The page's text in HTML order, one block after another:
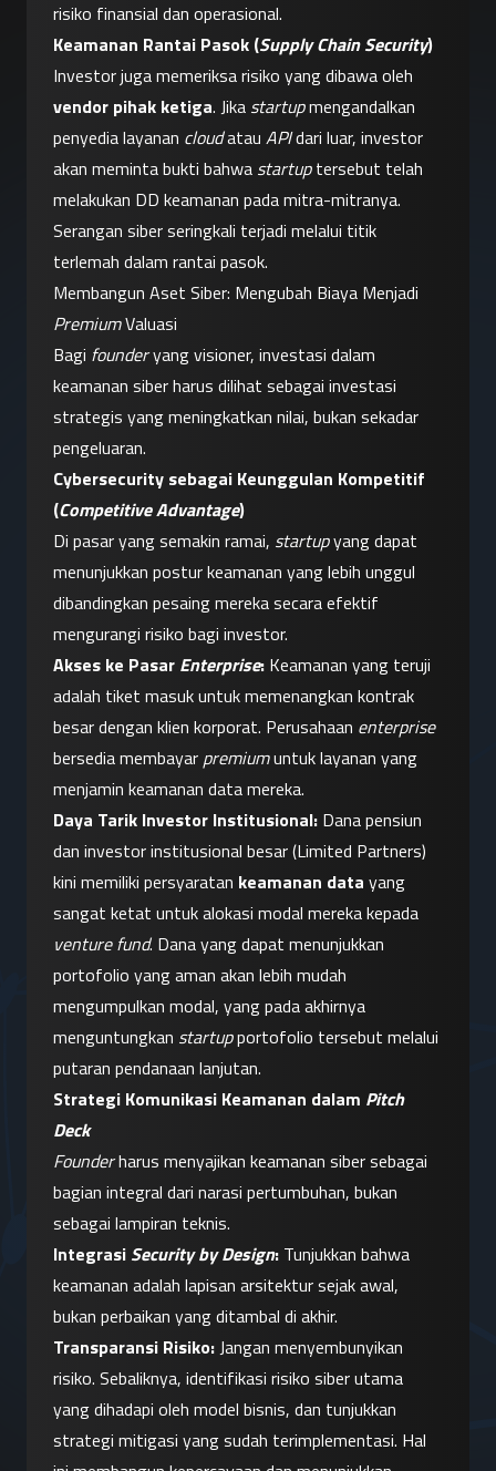
risiko finansial dan operasional.
Keamanan Rantai Pasok (Supply Chain Security)
vendor pihak ketiga. Jika startup mengandalkan
penyedia layanan cloud atau API dari luar, investor
akan meminta bukti bahwa startup tersebut telah
melakukan DD keamanan pada mitra-mitranya.
Serangan siber seringkali terjadi melalui titik
terlemah dalam rantai pasok.
Premium Valuasi
Bagi founder yang visioner, investasi dalam
keamanan siber harus dilihat sebagai investasi
strategis yang meningkatkan nilai, bukan sekadar
pengeluaran.
Cybersecurity sebagai Keunggulan Kompetitif
(Competitive Advantage)
Di pasar yang semakin ramai, startup yang dapat
menunjukkan postur keamanan yang lebih unggul
dibandingkan pesaing mereka secara efektif
mengurangi risiko bagi investor.
Akses ke Pasar Enterprise: Keamanan yang teruji
adalah tiket masuk untuk memenangkan kontrak
besar dengan klien korporat. Perusahaan enterprise
bersedia membayar premium untuk layanan yang
menjamin keamanan data mereka.
Daya Tarik Investor Institusional: Dana pensiun
dan investor institusional besar (Limited Partners)
kini memiliki persyaratan keamanan data yang
venture fund. Dana yang dapat menunjukkan
portofolio yang aman akan lebih mudah
mengumpulkan modal, yang pada akhirnya
menguntungkan startup portofolio tersebut melalui
putaran pendanaan lanjutan.
Strategi Komunikasi Keamanan dalam Pitch
Deck
Founder harus menyajikan keamanan siber sebagai
bagian integral dari narasi pertumbuhan, bukan
sebagai lampiran teknis.
Integrasi Security by Design: Tunjukkan bahwa
keamanan adalah lapisan arsitektur sejak awal,
bukan perbaikan yang ditambal di akhir.
Transparansi Risiko: Jangan menyembunyikan
risiko. Sebaliknya, identifikasi risiko siber utama
yang dihadapi oleh model bisnis, dan tunjukkan
strategi mitigasi yang sudah terimplementasi. Hal